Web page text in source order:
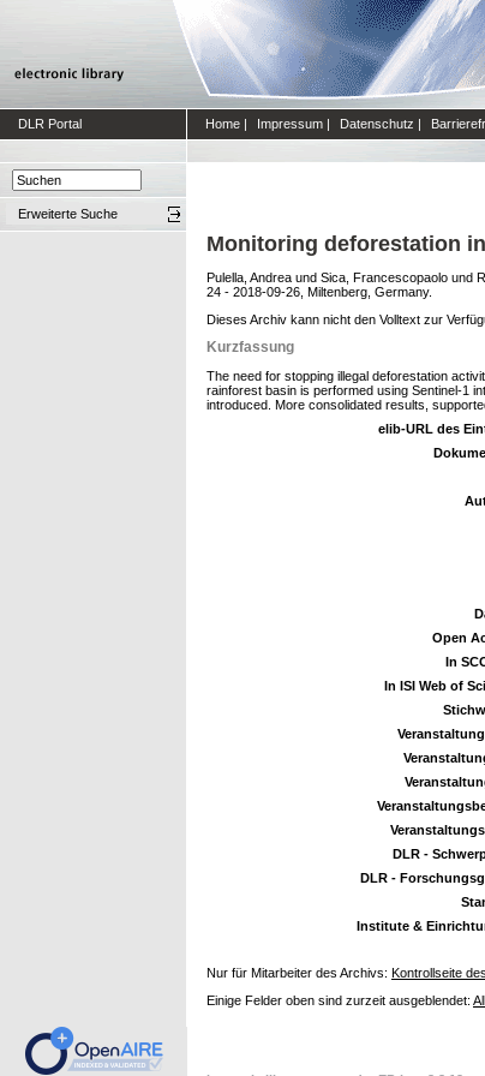
DLR Portal Home | Impressum | Datenschutz |
Erweiterte Suche
Monitoring deforestation
Pulella, Andrea und Sica, Francescopaolo und
24 - 2018-09-26, Miltenberg, Germany.
Dieses Archiv kann nicht den Volltext zur
Kurzfassung
The need for stopping illegal deforestation
rainforest basin is performed using Sentinel-1
introduced. More consolidated results,
elib-URL des
Open
In
In ISI Web of
DLR -
DLR -
Institute &
Nur für Mitarbeiter des Archivs: Kontrollseite
Einige Felder oben sind zurzeit ausgeblendet: